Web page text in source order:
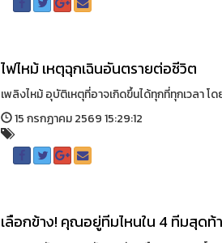
ไฟไหม้ เหตุฉุกเฉินอันตรายต่อชีวิต
เพลิงไหม้ อุบัติเหตุที่อาจเกิดขึ้นได้ทุกที่ทุกเวลา
15 กรกฏาคม 2569 15:29:12
เลือกข้าง! คุณอยู่ทีมไหนใน 4 ทีมสุดท้